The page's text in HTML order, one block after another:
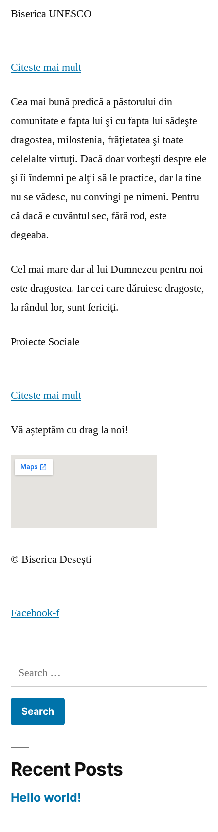
Biserica UNESCO
Citeste mai mult
Cea mai bună predică a păstorului din
comunitate e fapta lui şi cu fapta lui sădeşte
dragostea, milostenia, frăţietatea şi toate
celelalte virtuţi. Dacă doar vorbeşti despre ele
şi îi îndemni pe alţii să le practice, dar la tine
nu se vă­desc, nu convingi pe nimeni. Pentru
că dacă e cuvântul sec, fără rod, este
degeaba.
Cel mai mare dar al lui Dumnezeu pentru noi
este dragostea. Iar cei care dăruiesc dragoste,
la rândul lor, sunt fericiţi.
Proiecte Sociale
Citeste mai mult
Vă așteptăm cu drag la noi!
© Biserica Desești
Facebook-f
Search
for:
Recent Posts
Hello world!